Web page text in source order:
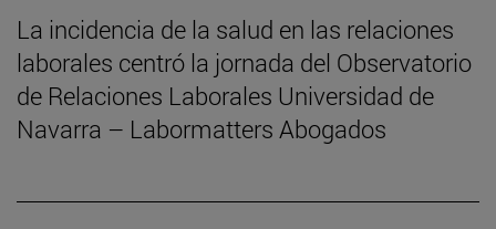
La incidencia de la salud en las relaciones
laborales centró la jornada del Observatorio
de Relaciones Laborales Universidad de
Navarra – Labormatters Abogados